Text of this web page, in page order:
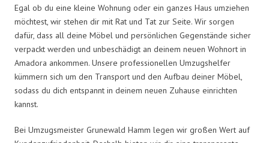
Egal ob du eine kleine Wohnung oder ein ganzes Haus umziehen
möchtest, wir stehen dir mit Rat und Tat zur Seite. Wir sorgen
dafür, dass all deine Möbel und persönlichen Gegenstände sicher
verpackt werden und unbeschädigt an deinem neuen Wohnort in
Amadora ankommen. Unsere professionellen Umzugshelfer
kümmern sich um den Transport und den Aufbau deiner Möbel,
sodass du dich entspannt in deinem neuen Zuhause einrichten
kannst.
Bei Umzugsmeister Grunewald Hamm legen wir großen Wert auf